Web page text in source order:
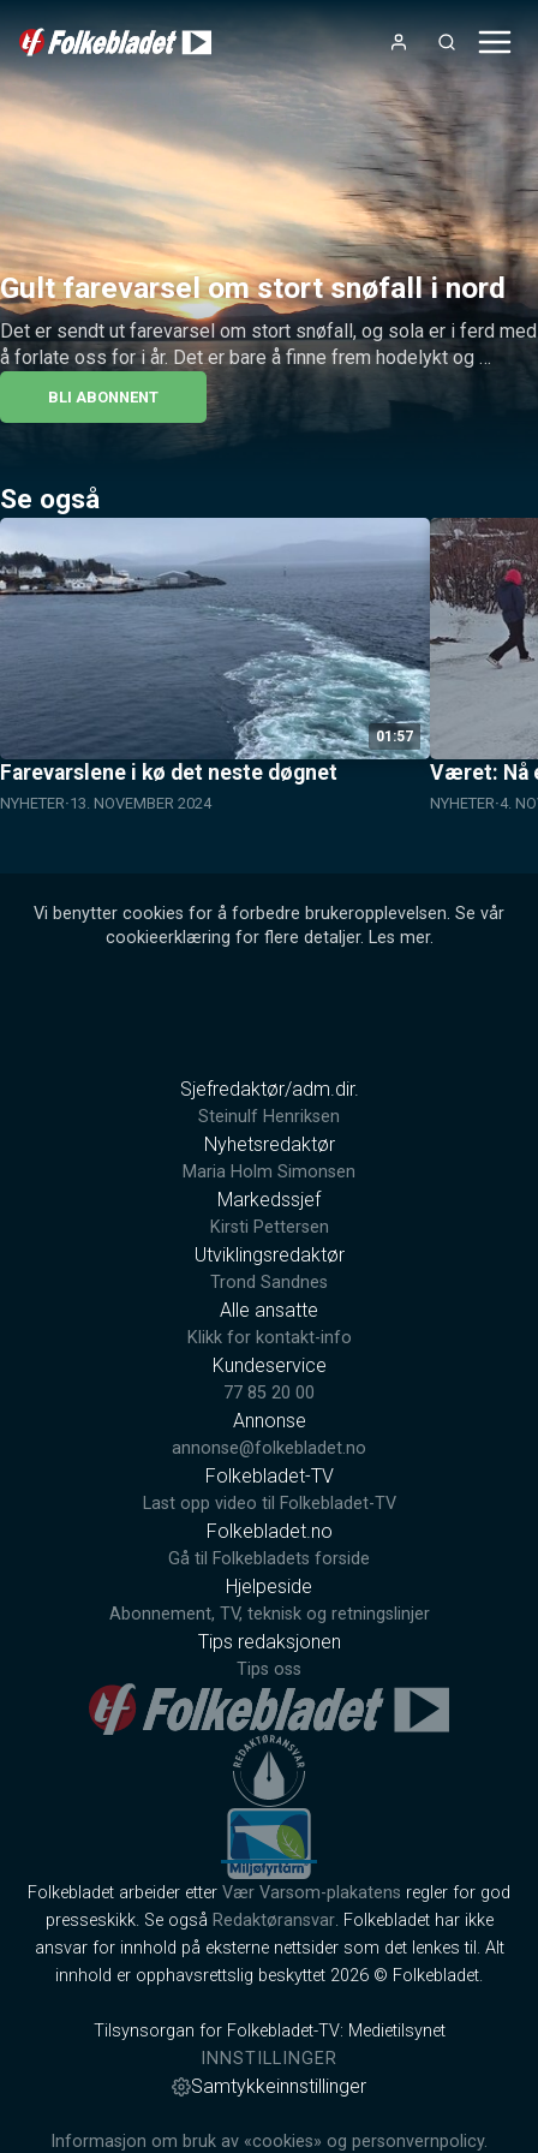
Gult farevarsel om stort snøfall i nord
Det er sendt ut farevarsel om stort snøfall, og sola er i ferd med
å forlate oss for i år. Det er bare å finne frem hodelykt og
BLI ABONNENT
Se også
01:57
Farevarslene i kø det neste døgnet
NYHETER 13. NOVEMBER 2024
Været: Nå
NYHETER 4.
Vi benytter cookies for å forbedre brukeropplevelsen. Se vår
cookieerklæring for flere detaljer. Les mer.
Sjefredaktør/adm.dir.
Steinulf Henriksen
Nyhetsredaktør
Maria Holm Simonsen
Markedssjef
Kirsti Pettersen
Utviklingsredaktør
Trond Sandnes
Alle ansatte
Klikk for kontakt-info
Kundeservice
77 85 20 00
Annonse
annonse@folkebladet.no
Folkebladet-TV
Last opp video til Folkebladet-TV
Folkebladet.no
Gå til Folkebladets forside
Hjelpeside
Abonnement, TV, teknisk og retningslinjer
Tips redaksjonen
Tips oss
Folkebladet arbeider etter Vær Varsom-plakatens regler for god
presseskikk. Se også Redaktøransvar. Folkebladet har ikke
ansvar for innhold på eksterne nettsider som det lenkes til. Alt
innhold er opphavsrettslig beskyttet 2026 © Folkebladet.
Tilsynsorgan for Folkebladet-TV: Medietilsynet
INNSTILLINGER
Samtykkeinnstillinger
Informasjon om bruk av «cookies» og personvernpolicy.